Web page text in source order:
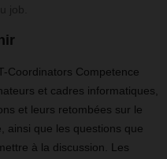
Coordinators Competence
et cadres informatiques,
et leurs retombées sur le
ainsi que les questions que
à la discussion. Les